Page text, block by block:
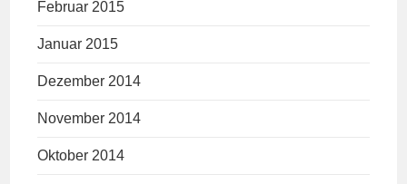
Februar 2015
Januar 2015
Dezember 2014
November 2014
Oktober 2014